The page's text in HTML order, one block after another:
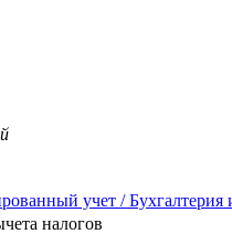
учет /
налогов